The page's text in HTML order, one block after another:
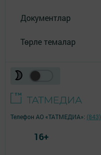
Документлар
Төрле темалар
Телефон АО «ТАТМЕДИА»:
16+